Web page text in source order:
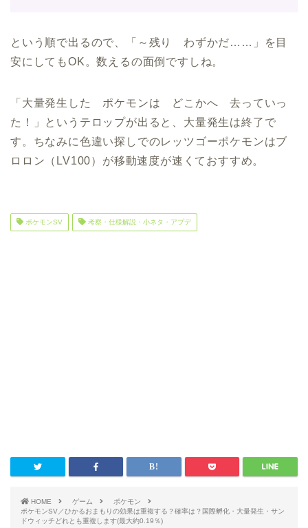
という順で出るので、「～残り わずかだ……」を目
安にしてもOK。数えるの面倒ですしね。
「大量発生した ポケモンは どこかへ 去っていっ
た！」というテロップが出ると、大量発生は終了で
す。ちなみに色違い探しでのレッツゴーポケモンはブ
ロロン（LV100）が移動速度が速くておすすめ。
ポケモンSV 考察・仕様解説・小ネタ・アプデ
HOME ゲーム
ポケモン
ポケモンSV／ひかるおまもりの効果は重複する？確率は？国際孵化・大量発生・サン
ドウィッチどれとも重複します(最大約0.19％)